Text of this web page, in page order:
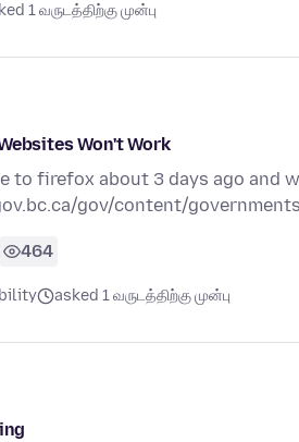
1 வருடத்திற்கு முன்பு
Won't Work
to firefox about 3 days ago and
gov/content/
464
asked 1 வருடத்திற்கு முன்பு